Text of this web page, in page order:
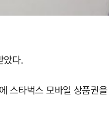
았다.
스타벅스 모바일 상품권